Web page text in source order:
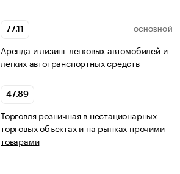
77.11 ОСНОВНОЙ
Аренда и лизинг легковых автомобилей и
легких автотранспортных средств
47.89
Торговля розничная в нестационарных
торговых объектах и на рынках прочими
товарами